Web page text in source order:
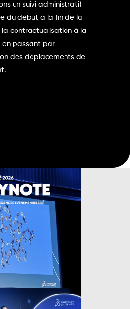
un suivi administratif
du début à la fin de la
la contractualisation à la
en passant par
des déplacements de